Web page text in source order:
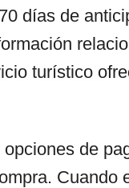
días de
turístico
de
Cuando